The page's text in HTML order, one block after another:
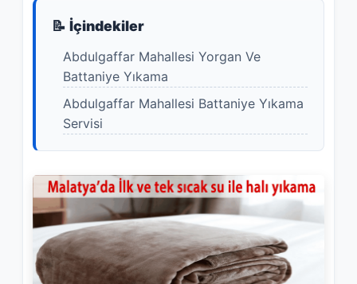
📝 İçindekiler
Abdulgaffar Mahallesi Yorgan Ve
Battaniye Yıkama
Abdulgaffar Mahallesi Battaniye Yıkama
Servisi